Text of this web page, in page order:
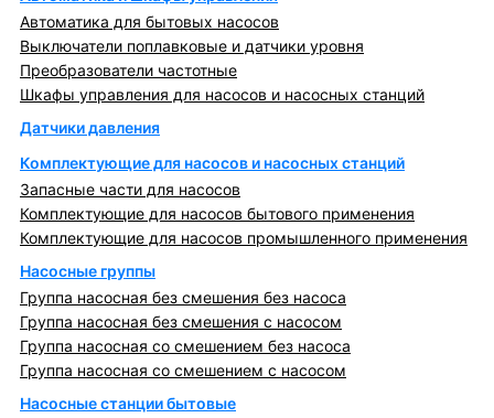
Автоматика для бытовых насосов
Выключатели поплавковые и датчики уровня
Преобразователи частотные
Шкафы управления для насосов и насосных станций
Датчики давления
Комплектующие для насосов и насосных станций
Запасные части для насосов
Комплектующие для насосов бытового применения
Комплектующие для насосов промышленного применения
Насосные группы
Группа насосная без смешения без насоса
Группа насосная без смешения с насосом
Группа насосная со смешением без насоса
Группа насосная со смешением с насосом
Насосные станции бытовые